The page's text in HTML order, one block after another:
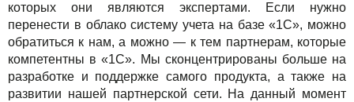
которых они являются экспертами. Если нужно
перенести в облако систему учета на базе «1С», можно
обратиться к нам, а можно — к тем партнерам, которые
компетентны в «1С». Мы сконцентрированы больше на
разработке и поддержке самого продукта, а также на
развитии нашей партнерской сети. На данный момент